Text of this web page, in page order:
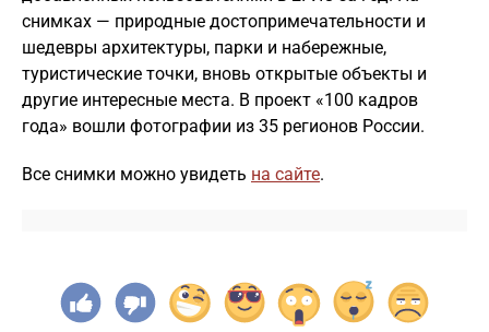
снимках — природные достопримечательности и
шедевры архитектуры, парки и набережные,
туристические точки, вновь открытые объекты и
другие интересные места. В проект «100 кадров
года» вошли фотографии из 35 регионов России.
Все снимки можно увидеть на сайте.